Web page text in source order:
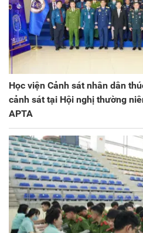
Học viện Cảnh sát nhân dân
cảnh sát tại Hội nghị thường
APTA